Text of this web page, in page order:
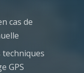
cas de
techniques
GPS